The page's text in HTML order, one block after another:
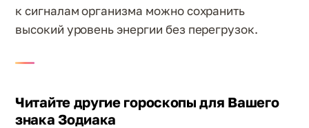
к сигналам организма можно сохранить
высокий уровень энергии без перегрузок.
Читайте другие гороскопы для Вашего
знака Зодиака